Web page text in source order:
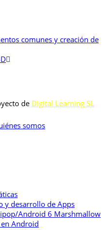
comunes y creación de
de Digital Learning SL
somos
y desarrollo de Apps
Android 6 Marshmallow
Android